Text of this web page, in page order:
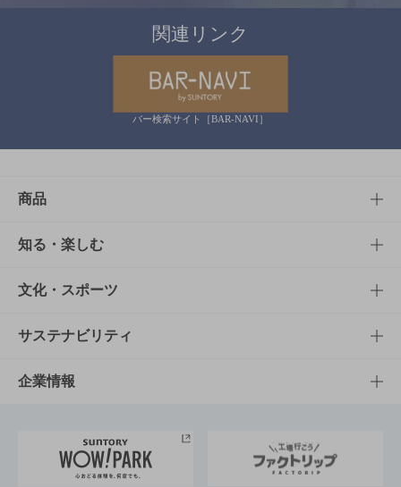
関連リンク
バー検索サイト［BAR-NAVI］
商品
商品TOP
商品一覧
商品発売情報
栄養成分一覧
知る・楽しむ
知る・楽しむTOP
キャンペーン
工場見学
地域情報
文化・スポーツ
文化・スポーツTOP
サントリーホール
サントリーサンバーズ大阪
サステナビリティ
サステナビリティTOP
サントリーが考えるサステナビリティ経営
企業情報
企業概要